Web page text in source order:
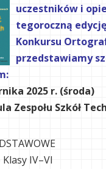
uczestników i
tegoroczną
Konkursu
przedstawiamy
2025 r. (środa)
Zespołu Szkół
Klasy IV–VI